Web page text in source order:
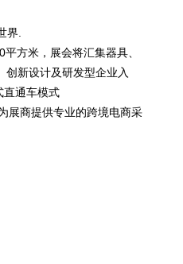
界.
方米，展会将汇集器具、
新设计及研发型企业入
直通车模式
展商提供专业的跨境电商采